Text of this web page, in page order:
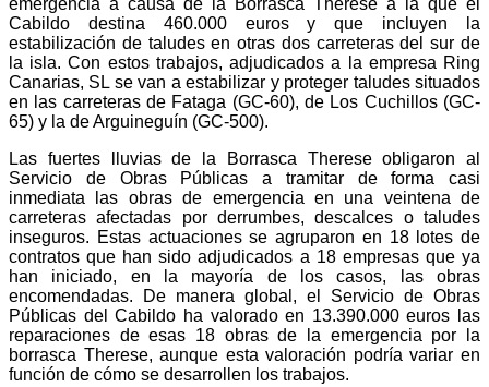
Cabildo destina 460.000 eurosy que incluyen la
estabilización de taludes en otras dos carreteras del sur de
la isla. Con estos trabajos, adjudicados a la empresa Ring
Canarias, SL se van a estabilizar y proteger taludes situados
en las carreteras de Fataga (GC-60), de Los Cuchillos (GC-
65) y la de Arguineguín (GC-500).
Las fuertes lluvias de la Borrasca Therese obligaron al
Servicio de Obras Públicas a tramitar de forma casi
inmediata las obras de emergencia en una veintena de
carreteras afectadas por derrumbes, descalces o taludes
inseguros. Estas actuaciones se agruparon en 18 lotes de
contratos que han sido adjudicados a 18 empresas que ya
han iniciado, en la mayoría de los casos, las obras
encomendadas.
De manera global, el Servicio de Obras
Públicas del Cabildo ha valorado en 13.390.000 euros las
reparaciones de esas 18 obras de la emergencia por la
borrasca Therese, aunque esta valoración podría variar en
función de cómo se desarrollen los trabajos.